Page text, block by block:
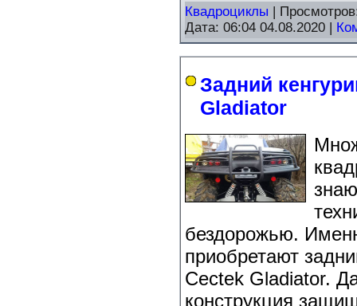
Квадроциклы |
Дата: 06:04 04.08.2020 |
Задний
Gladiator
бездорожью.
приобретают
Cectek Gladiator.
конструкция